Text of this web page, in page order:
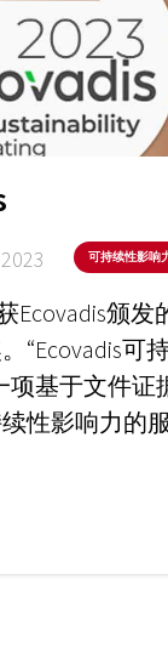
可持续性影响
Ecovadis颁发
“Ecovadis可
项基于文件证
性影响力的服